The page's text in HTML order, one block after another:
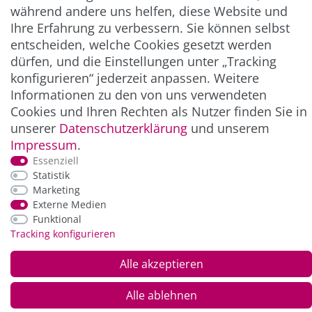
ZAHLUNG & VERSAND
*Alle Preise inkl. der gesetzl. MwSt. zzgl.
und Versandkosten
während andere uns helfen, diese Website und
Ihre Erfahrung zu verbessern. Sie können selbst
entscheiden, welche Cookies gesetzt werden
dürfen, und die Einstellungen unter „Tracking
konfigurieren“ jederzeit anpassen. Weitere
Informationen zu den von uns verwendeten
Cookies und Ihren Rechten als Nutzer finden Sie in
unserer Daten­schutz­erklärung und unserem
Impressum.
Essenziell
Statistik
Marketing
Externe Medien
Funktional
Tracking konfigurieren
Alle akzeptieren
Alle ablehnen
© Copyright 2026 Alle Rechte vorbehalten. |webshop by